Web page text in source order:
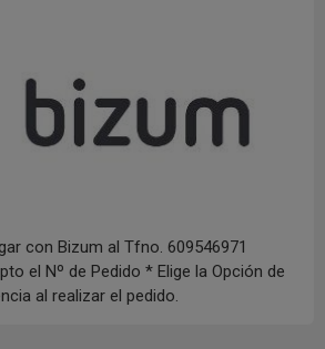
con Bizum al Tfno. 609546971
el Nº de Pedido * Elige la Opción de
al realizar el pedido.